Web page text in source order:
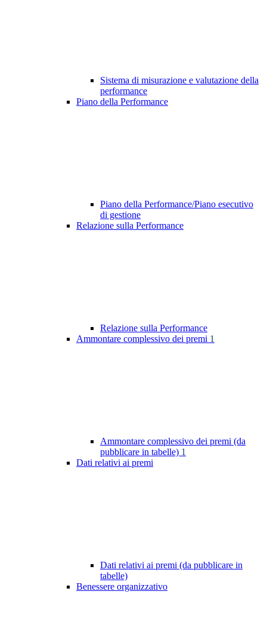
Sistema di misurazione e valutazione della
performance
Piano della Performance
Piano della Performance/Piano esecutivo
di gestione
Relazione sulla Performance
Relazione sulla Performance
Ammontare complessivo dei premi 1
Ammontare complessivo dei premi (da
pubblicare in tabelle) 1
Dati relativi ai premi
Dati relativi ai premi (da pubblicare in
tabelle)
Benessere organizzativo